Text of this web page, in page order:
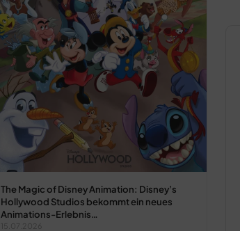
The Magic of Disney Animation: Disney’s
Hollywood Studios bekommt ein neues
Animations-Erlebnis…
15.07.2026